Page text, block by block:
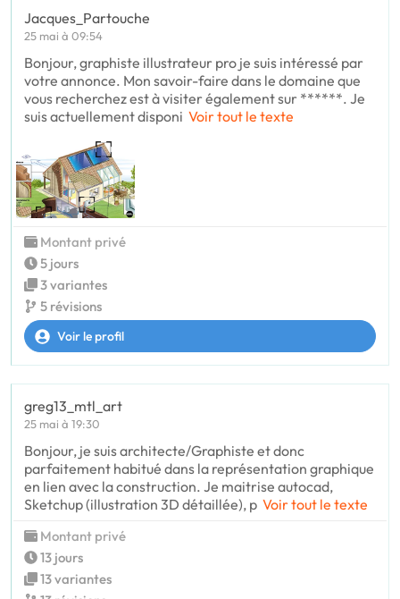
Jacques_Partouche
25 mai à 09:54
Bonjour, graphiste illustrateur pro je suis intéressé par
votre annonce. Mon savoir-faire dans le domaine que
vous recherchez est à visiter également sur ******. Je
suis actuellement disponi Voir tout le texte
Montant privé
5 jours
3 variantes
5 révisions
Voir le profil
greg13_mtl_art
25 mai à 19:30
Bonjour, je suis architecte/Graphiste et donc
parfaitement habitué dans la représentation graphique
en lien avec la construction. Je maitrise autocad,
Sketchup (illustration 3D détaillée), p Voir tout le texte
Montant privé
13 jours
13 variantes